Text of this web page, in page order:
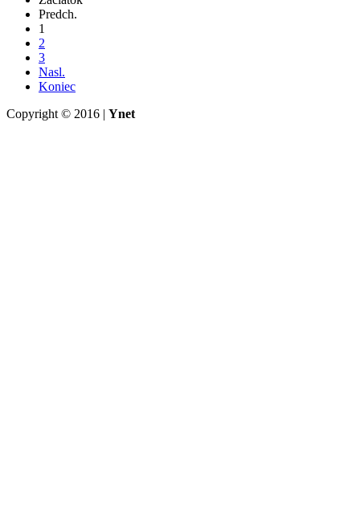
Predch.
1
2
3
Nasl.
Koniec
Copyright © 2016 | Ynet